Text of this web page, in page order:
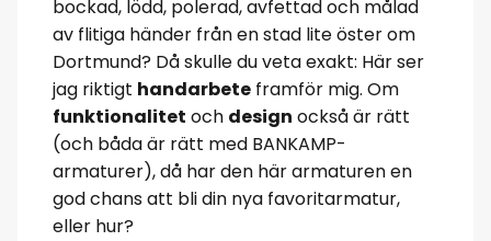
bockad, lödd, polerad, avfettad och målad
av flitiga händer från en stad lite öster om
Dortmund? Då skulle du veta exakt: Här ser
jag riktigt handarbeteframför mig. Om
funktionalitet och design också är rätt
(och båda är rätt med BANKAMP-
armaturer), då har den här armaturen en
god chans att bli din nya favoritarmatur,
eller hur?